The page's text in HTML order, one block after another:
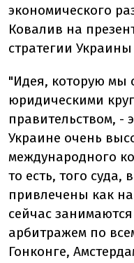
экономического
Ковалив на
стратегии
"Идея, которую мы
юридическими
правительством, -
Украине очень
международного
то есть, того суда,
привлечены как
сейчас
арбитражем по
Гонконге,